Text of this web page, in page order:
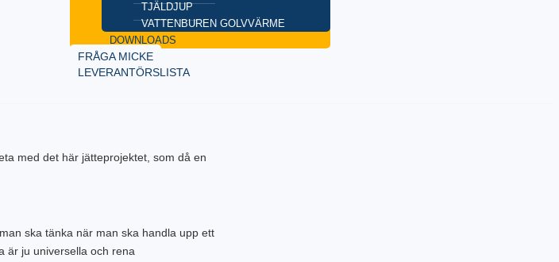
TJÄLDJUP
VATTENBUREN GOLVVÄRME
DOWNLOADS
FRÅGA MICKE
LEVERANTÖRSLISTA
med det här jätteprojektet, som då en
ska tänka när man ska handla upp ett
är ju universella och rena